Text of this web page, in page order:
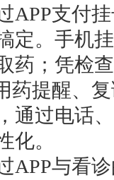
支付
定。手机
药；凭检
提醒、
通过电话
化。
与看